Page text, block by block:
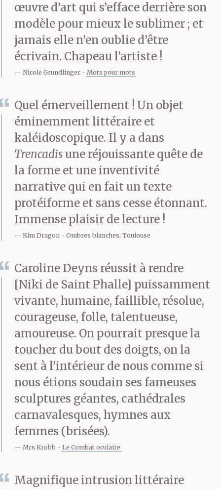
œuvre d’art qui s’efface derrière son
modèle pour mieux le sublimer ; et
jamais elle n’en oublie d’être
écrivain. Chapeau l’artiste !
Nicole Grundlinger Mots pour mots
Quel émerveillement ! Un objet
éminemment littéraire et
kaléidoscopique. Il y a dans
Trencadis une réjouissante quête de
la forme et une inventivité
narrative qui en fait un texte
protéiforme et sans cesse étonnant.
Immense plaisir de lecture !
Kim Dragon Ombres blanches, Toulouse
Caroline Deyns réussit à rendre
[Niki de Saint Phalle] puissamment
vivante, humaine, faillible, résolue,
courageuse, folle, talentueuse,
amoureuse. On pourrait presque la
toucher du bout des doigts, on la
sent à l’intérieur de nous comme si
nous étions soudain ses fameuses
sculptures géantes, cathédrales
carnavalesques, hymnes aux
femmes (brisées).
Mrs Krobb Le Combat oculaire
Magnifique intrusion littéraire